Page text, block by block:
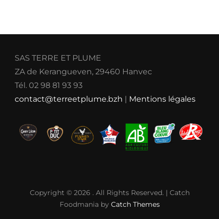
SAS TERRE ET PLUME
ZA de Kerangueven, 29460 Hanvec
Tél. 02 98 81 93 93
contact@terreetplume.bzh | Mentions légales
Copyright © 2026 . All Rights Reserved. | Catch
Foodmania by Catch Themes